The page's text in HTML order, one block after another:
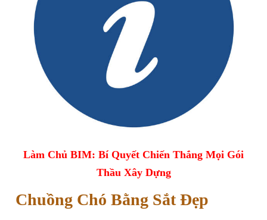
Làm Chủ BIM: Bí Quyết Chiến Thắng Mọi Gói
Thầu Xây Dựng
Chuồng Chó Bằng Sắt Đẹp